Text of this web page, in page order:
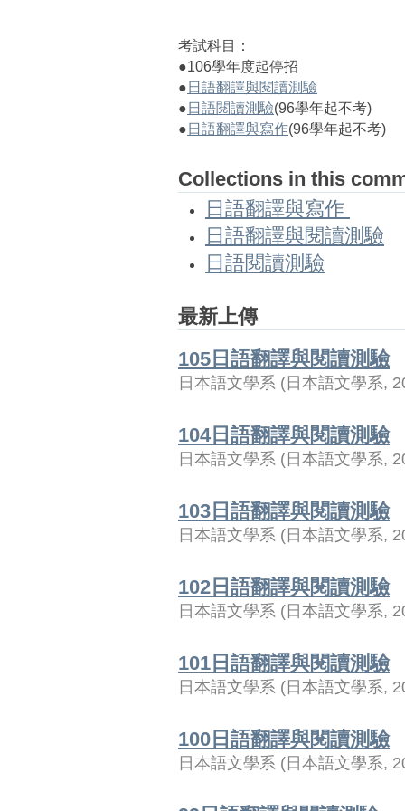
考試科目：
●106學年度起停招
● 日語翻譯與閱讀測驗
● 日語閱讀測驗(96學年起不考)
● 日語翻譯與寫作(96學年起不考)
Collections in this
日語翻譯與寫作
日語翻譯與閱讀測驗
日語閱讀測驗
最新上傳
105日語翻譯與閱讀測驗
日本語文學系 ( 日本語文學系,
104日語翻譯與閱讀測驗
日本語文學系 ( 日本語文學系,
103日語翻譯與閱讀測驗
日本語文學系 ( 日本語文學系,
102日語翻譯與閱讀測驗
日本語文學系 ( 日本語文學系,
101日語翻譯與閱讀測驗
日本語文學系 ( 日本語文學系,
100日語翻譯與閱讀測驗
日本語文學系 ( 日本語文學系,